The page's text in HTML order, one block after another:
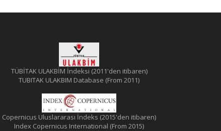
TÜBİTAK ULAKBİM İndeksi (2011'den itibaren)
TUBITAK ULAKBIM Database (From 2011)
Copernicus Uluslararası İndeks (2015'den itibaren)
Index Copernicus International (From 2015)